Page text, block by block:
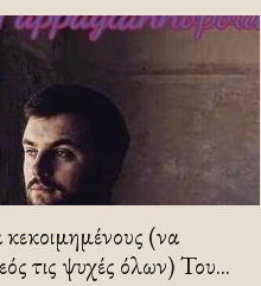
(να
τις ψυχές όλων) Του...